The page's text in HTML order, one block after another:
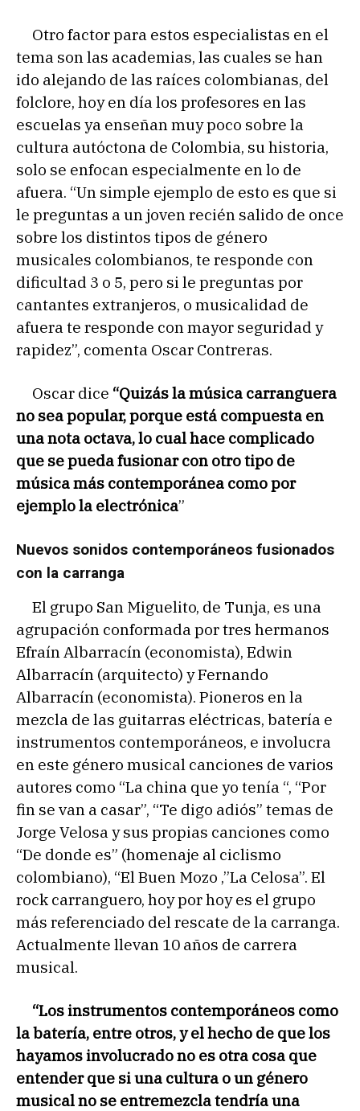
Otro factor para estos especialistas en el
tema son las academias, las cuales se han
ido alejando de las raíces colombianas, del
folclore, hoy en día los profesores en las
escuelas ya enseñan muy poco sobre la
cultura autóctona de Colombia, su historia,
solo se enfocan especialmente en lo de
afuera. “Un simple ejemplo de esto es que si
le preguntas a un joven recién salido de once
sobre los distintos tipos de género
musicales colombianos, te responde con
dificultad 3 o 5, pero si le preguntas por
cantantes extranjeros, o musicalidad de
afuera te responde con mayor seguridad y
rapidez”, comenta Oscar Contreras.
Oscar dice “Quizás la música carranguera
no sea popular, porque está compuesta en
una nota octava, lo cual hace complicado
que se pueda fusionar con otro tipo de
música más contemporánea como por
ejemplo la electrónica”
Nuevos sonidos contemporáneos fusionados
con la carranga
El grupo San Miguelito, de Tunja, es una
agrupación conformada por tres hermanos
Efraín Albarracín (economista), Edwin
Albarracín (arquitecto) y Fernando
Albarracín (economista). Pioneros en la
mezcla de las guitarras eléctricas, batería e
instrumentos contemporáneos, e involucra
en este género musical canciones de varios
autores como “La china que yo tenía “, “Por
fin se van a casar”, “Te digo adiós” temas de
Jorge Velosa y sus propias canciones como
“De donde es” (homenaje al ciclismo
colombiano), “El Buen Mozo ,”La Celosa”. El
rock carranguero, hoy por hoy es el grupo
más referenciado del rescate de la carranga.
Actualmente llevan 10 años de carrera
musical.
“Los instrumentos contemporáneos como
la batería, entre otros, y el hecho de que los
hayamos involucrado no es otra cosa que
entender que si una cultura o un género
musical no se entremezcla tendría una